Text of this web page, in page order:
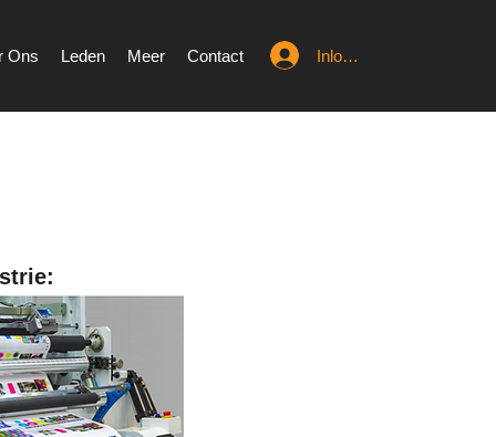
Ons Leden Meer Contact Inloggen